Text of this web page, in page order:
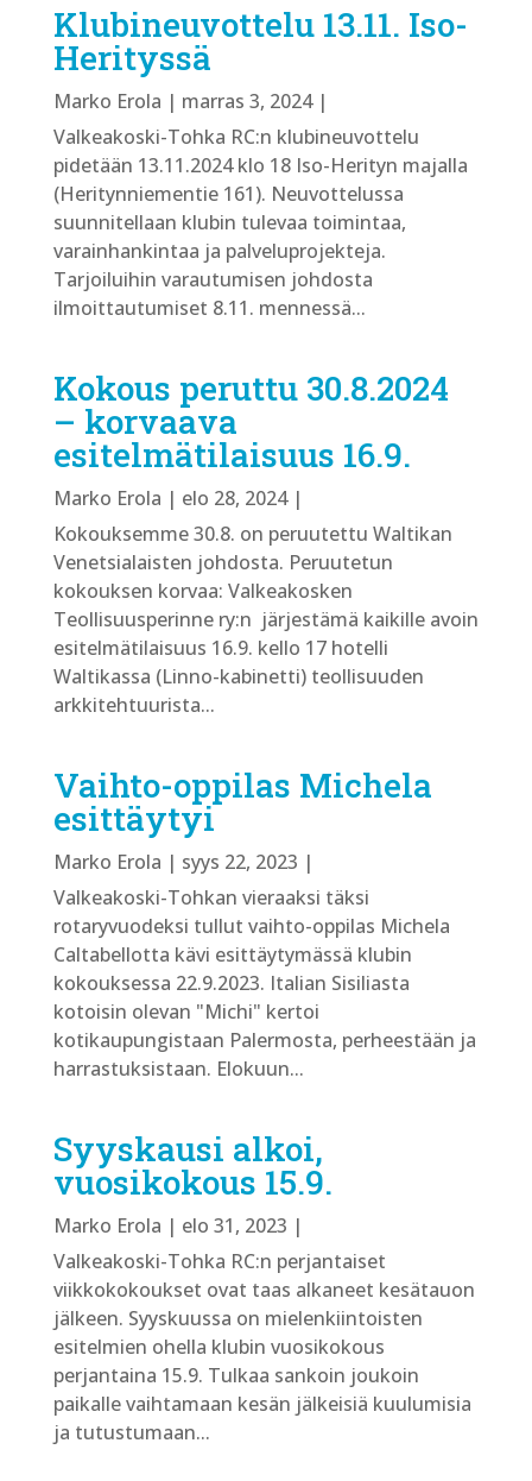
Klubineuvottelu 13.11. Iso-
Herityssä
Marko Erola | marras 3, 2024|
Valkeakoski-Tohka RC:n klubineuvottelu
pidetään 13.11.2024 klo 18 Iso-Herityn majalla
(Heritynniementie 161). Neuvottelussa
suunnitellaan klubin tulevaa toimintaa,
varainhankintaa ja palveluprojekteja.
Tarjoiluihin varautumisen johdosta
ilmoittautumiset 8.11. mennessä...
Kokous peruttu 30.8.2024
– korvaava
esitelmätilaisuus 16.9.
Marko Erola | elo 28, 2024|
Kokouksemme 30.8. on peruutettu Waltikan
Venetsialaisten johdosta. Peruutetun
kokouksen korvaa: Valkeakosken
Teollisuusperinne ry:n järjestämä kaikille avoin
esitelmätilaisuus 16.9. kello 17 hotelli
Waltikassa (Linno-kabinetti) teollisuuden
arkkitehtuurista...
Vaihto-oppilas Michela
esittäytyi
Marko Erola | syys 22, 2023 |
Valkeakoski-Tohkan vieraaksi täksi
rotaryvuodeksi tullut vaihto-oppilas Michela
Caltabellotta kävi esittäytymässä klubin
kokouksessa 22.9.2023. Italian Sisiliasta
kotoisin olevan "Michi" kertoi
kotikaupungistaan Palermosta, perheestään ja
harrastuksistaan. Elokuun...
Syyskausi alkoi,
vuosikokous 15.9.
Marko Erola | elo 31, 2023 |
Valkeakoski-Tohka RC:n perjantaiset
viikkokokoukset ovat taas alkaneet kesätauon
jälkeen. Syyskuussa on mielenkiintoisten
esitelmien ohella klubin vuosikokous
perjantaina 15.9. Tulkaa sankoin joukoin
paikalle vaihtamaan kesän jälkeisiä kuulumisia
ja tutustumaan...